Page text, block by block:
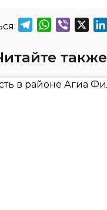
TelegramWhatsApp
Viber
также